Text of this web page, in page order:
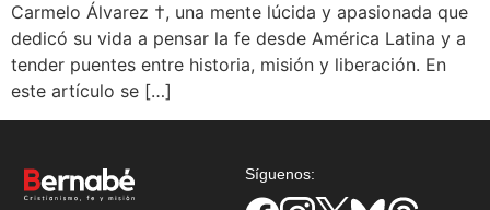
Carmelo Álvarez †, una mente lúcida y apasionada que
dedicó su vida a pensar la fe desde América Latina y a
tender puentes entre historia, misión y liberación. En
este artículo se […]
Síguenos: